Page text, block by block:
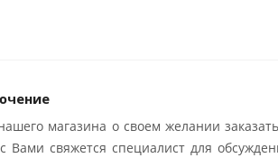
магазина о своем желании
Вами свяжется специалист для